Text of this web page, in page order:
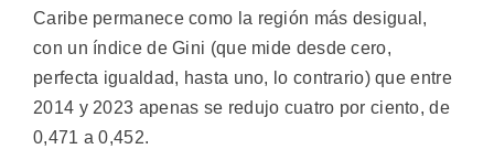
Caribe permanece como la región más desigual,
con un índice de Gini (que mide desde cero,
perfecta igualdad, hasta uno, lo contrario) que entre
2014 y 2023 apenas se redujo cuatro por ciento, de
0,471 a 0,452.